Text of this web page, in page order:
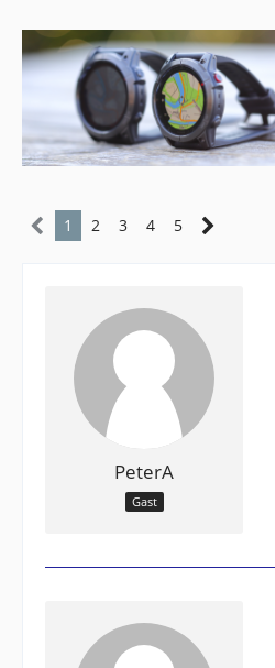
1 2 3 4 5
PeterA
Gast